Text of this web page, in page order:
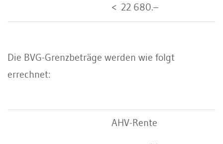
< 22 680.–
Die BVG-Grenzbeträge werden wie folgt
errechnet:
AHV-Rente